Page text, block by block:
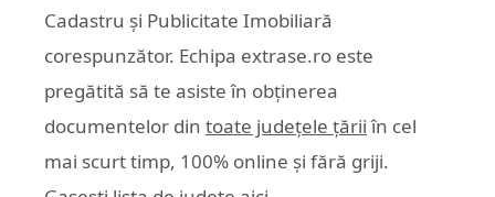
Cadastru și Publicitate Imobiliară
corespunzător. Echipa extrase.ro este
pregătită să te asiste în obținerea
documentelor din toate județele țării în cel
mai scurt timp, 100% online și fără griji.